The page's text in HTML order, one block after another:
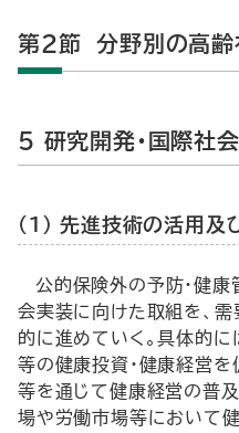
第2節 分野別の高齢
5 研究開発・国際社
（1） 先進技術の活用
公的保険外の予防・健
会実装に向けた取組を、
的に進めていく。具体的に
等の健康投資・健康経営
等を通じて健康経営の普
場や労働市場等において